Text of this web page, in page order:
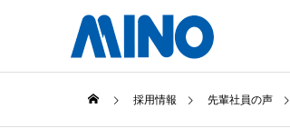
採用情報 先輩社員の声